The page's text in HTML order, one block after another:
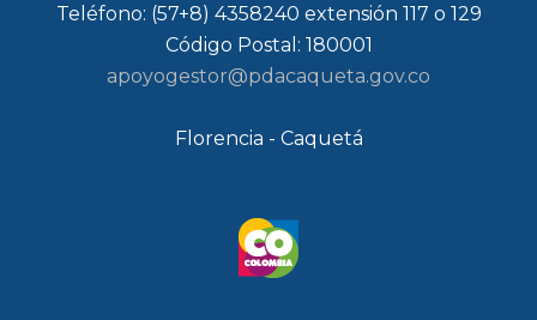
Teléfono: (57+8) 4358240 extensión 117 o 129
Código Postal: 180001
apoyogestor@pdacaqueta.gov.co
Florencia - Caquetá